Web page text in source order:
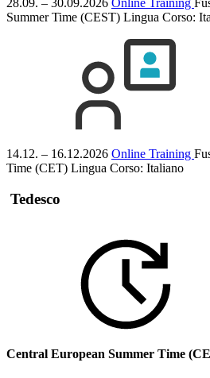
28.09. – 30.09.2026 Online Training
Summer Time (CEST) Lingua Corso:
14.12. – 16.12.2026 Online Training
Time (CET) Lingua Corso: Italiano
Tedesco
Central European Summer Time